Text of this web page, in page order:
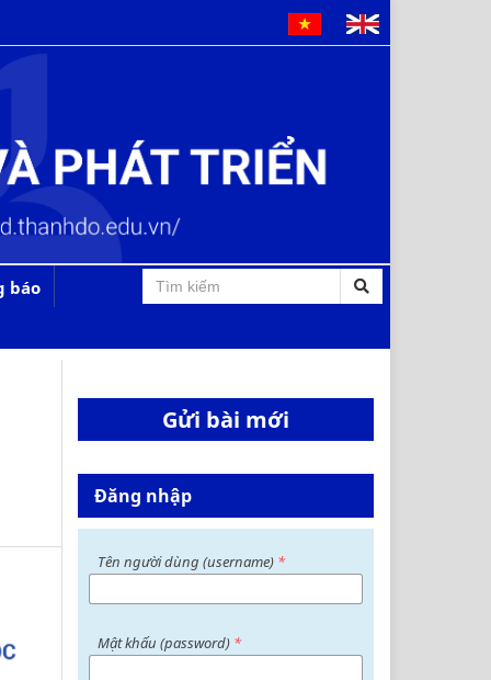
báo
Gửi bài mới
Đăng nhập
Tên người dùng (username) *
Mật khấu (password) *